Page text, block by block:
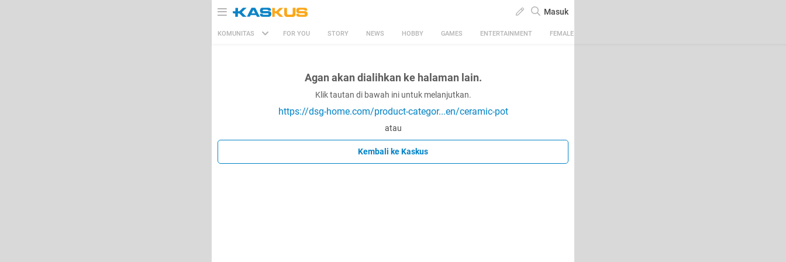
Masuk
KOMUNITAS FOR YOU STORY NEWS HOBBY GAMES ENTERTAINMENT FEMALE
Agan akan dialihkan ke halaman lain.
Klik tautan di bawah ini untuk melanjutkan.
https://dsg-home.com/product-categor...en/ceramic-pot
atau
Kembali ke Kaskus